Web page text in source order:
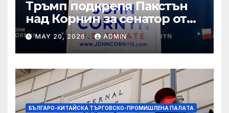
Тръмп подкрепя Пакстън
над Корнин за сенатор от
Тексас в шокираща
подкрепа
MAY 20, 2026 ADMIN
БЪЛГАРО-КИТАЙСКА ТЪРГОВСКО-ПРОМИШЛЕНА ПАЛAТА